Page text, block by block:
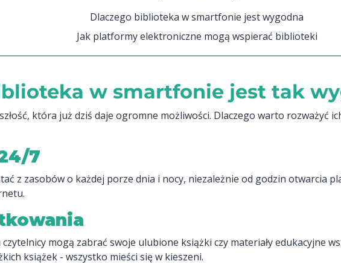
Dlaczego biblioteka w smartfonie jest wygodna
Jak platformy elektroniczne mogą wspierać biblioteki
w smartfonie jest tak
która już dziś daje ogromne możliwości. Dlaczego warto rozważyć
7
z zasobów o każdej porze dnia i nocy, niezależnie od godzin otwarcia
mogą zabrać swoje ulubione książki czy materiały edukacyjne
książek - wszystko mieści się w kieszeni.